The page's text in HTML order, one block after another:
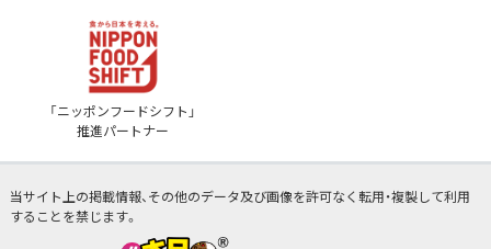
「ニッポンフードシフト」
推進パートナー
当サイト上の掲載情報、その他のデータ及び画像を許可なく転用・複製して利用
することを禁じます。